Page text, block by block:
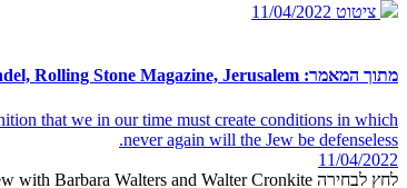
ציטוט 11/04/2022
מתוך המאמר: PM Begin in an interview with Eric Breindel, Rolling Stone Magazine, Jerusalem
that we in our time must create conditions in which
never again will the Jew be defenseless.
11/04/2022
לחץ לבחירה An Interview with Barbara Walters and Walter Cronkite